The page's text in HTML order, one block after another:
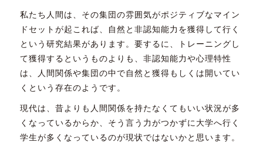
私たち人間は、その集団の雰囲気がポジティブなマイン
ドセットが起これば、自然と非認知能力を獲得して行く
という研究結果があります。要するに、トレーニングし
て獲得するというものよりも、非認知能力や心理特性
は、人間関係や集団の中で自然と獲得もしくは開いてい
くという存在のようです。
現代は、昔よりも人間関係を持たなくてもいい状況が多
くなっているからか、そう言う力がつかずに大学へ行く
学生が多くなっているのが現状ではないかと思います。